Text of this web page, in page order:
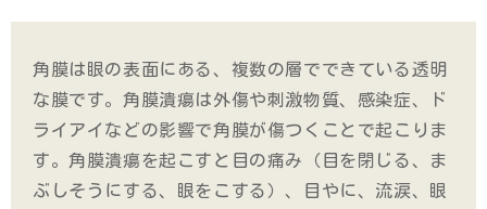
角膜は眼の表面にある、複数の層でできている透明
な膜です。角膜潰瘍は外傷や刺激物質、感染症、ド
ライアイなどの影響で角膜が傷つくことで起こりま
す。角膜潰瘍を起こすと目の痛み（目を閉じる、ま
ぶしそうにする、眼をこする）、目やに、流涙、眼